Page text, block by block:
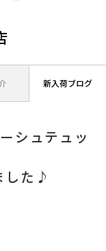
新入荷ブログ
シュテュッ
した♪